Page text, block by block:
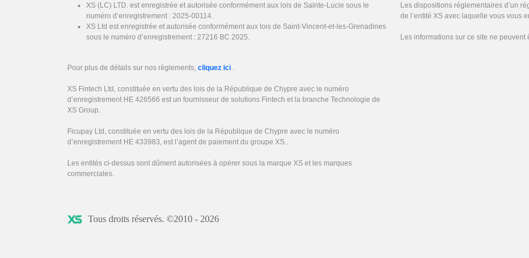
XS (LC) LTD. est enregistrée et autorisée conformément aux lois de Sainte-Lucie sous le
numéro d’enregistrement : 2025-00114.
XS Ltd est enregistrée et autorisée conformément aux lois de Saint-Vincent-et-les-Grenadines
sous le numéro d’enregistrement : 27216 BC 2025.
Pour plus de détails sur nos règlements, cliquez ici .
XS Fintech Ltd, constituée en vertu des lois de la République de Chypre avec le numéro
d’enregistrement HE 426566 est un fournisseur de solutions Fintech et la branche Technologie de
XS Group.
Ficupay Ltd, constituée en vertu des lois de la République de Chypre avec le numéro
d’enregistrement HE 433983, est l’agent de paiement du groupe XS..
Les entités ci-dessus sont dûment autorisées à opérer sous la marque XS et les marques
commerciales.
Les dispositions réglementaires d’un
de l’entité XS avec laquelle vous vous
Les informations sur ce site ne peuvent
Tous droits réservés. ©2010 - 2026